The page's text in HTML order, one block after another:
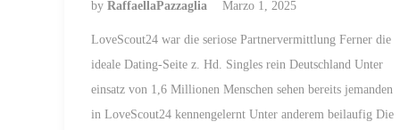
by RaffaellaPazzaglia Marzo 1, 2025
LoveScout24 war die seriose Partnervermittlung Ferner die
ideale Dating-Seite z. Hd. Singles rein Deutschland Unter
einsatz von 1,6 Millionen Menschen sehen bereits jemanden
in LoveScout24 kennengelernt Unter anderem beilaufig Die